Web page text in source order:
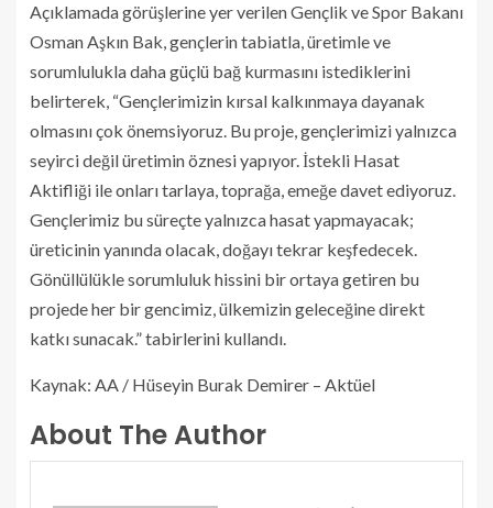
Açıklamada görüşlerine yer verilen Gençlik ve Spor Bakanı
Osman Aşkın Bak, gençlerin tabiatla, üretimle ve
sorumlulukla daha güçlü bağ kurmasını istediklerini
belirterek, “Gençlerimizin kırsal kalkınmaya dayanak
olmasını çok önemsiyoruz. Bu proje, gençlerimizi yalnızca
seyirci değil üretimin öznesi yapıyor. İstekli Hasat
Aktifliği ile onları tarlaya, toprağa, emeğe davet ediyoruz.
Gençlerimiz bu süreçte yalnızca hasat yapmayacak;
üreticinin yanında olacak, doğayı tekrar keşfedecek.
Gönüllülükle sorumluluk hissini bir ortaya getiren bu
projede her bir gencimiz, ülkemizin geleceğine direkt
katkı sunacak.” tabirlerini kullandı.
Kaynak: AA / Hüseyin Burak Demirer – Aktüel
About The Author